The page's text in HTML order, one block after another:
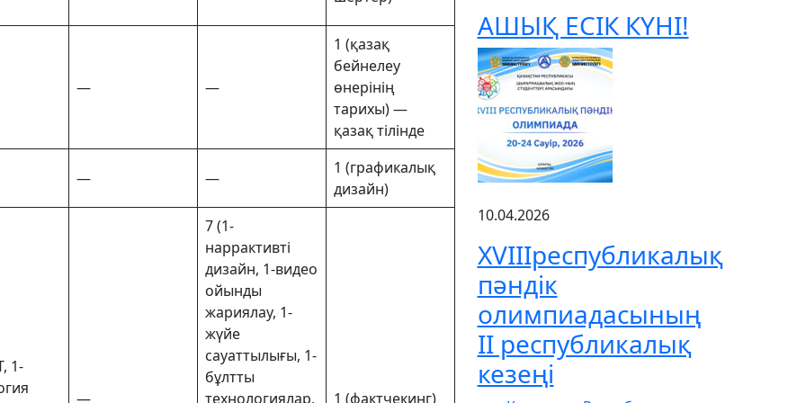
— —
1 (қазақ
бейнелеу
өнерінің
тарихы) —
қазақ тілінде
— —
1 (графикалық
дизайн)
1-
—
7 (1-
наррактивті
дизайн, 1-видео
ойынды
жариялау, 1-
жүйе
сауаттылығы, 1-
бұлтты
технологиялар,
1 (фактчекинг)
АШЫҚ ЕСІК КҮНІ!
10.04.2026
XVIIIреспубликалық
пәндік
олимпиадасының
ІІ республикалық
кезеңі